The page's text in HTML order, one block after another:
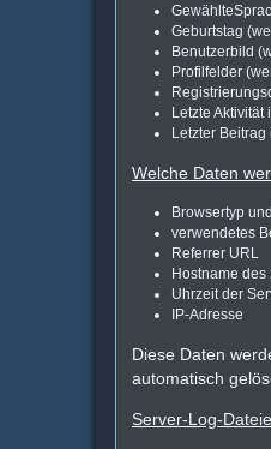
Geburtstag
Benutzerbild
Profilfelder
Letzte Aktivität
Letzter
Welche Daten
Browsertyp
verwendetes
Referrer URL
Hostname
Uhrzeit der
IP-Adresse
Diese Daten
automatisch
Server-Log-